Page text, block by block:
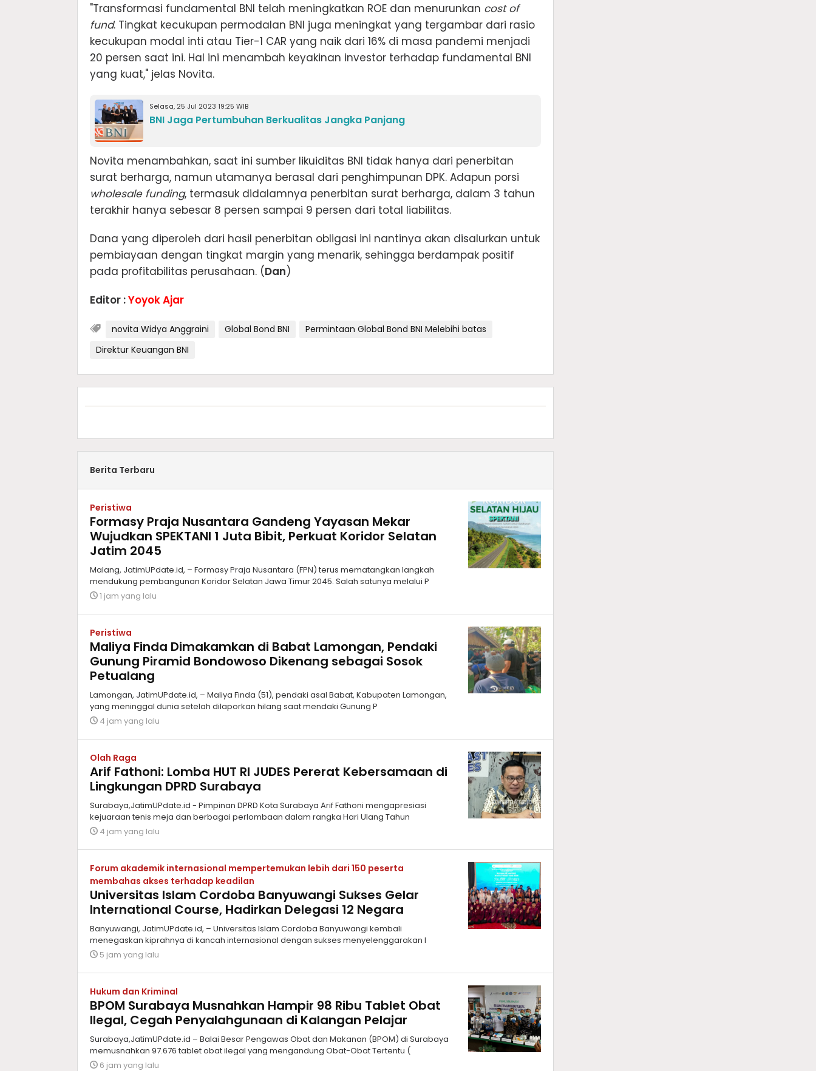
"Transformasi fundamental BNI telah meningkatkan ROE dan menurunkan cost of
fund. Tingkat kecukupan permodalan BNI juga meningkat yang tergambar dari rasio
kecukupan modal inti atau Tier-1 CAR yang naik dari 16% di masa pandemi menjadi
20 persen saat ini. Hal ini menambah keyakinan investor terhadap fundamental BNI
yang kuat," jelas Novita.
Selasa, 25 Jul 2023 19:25 WIB
BNI Jaga Pertumbuhan Berkualitas Jangka Panjang
Novita menambahkan, saat ini sumber likuiditas BNI tidak hanya dari penerbitan
surat berharga, namun utamanya berasal dari penghimpunan DPK. Adapun porsi
wholesale funding, termasuk didalamnya penerbitan surat berharga, dalam 3 tahun
terakhir hanya sebesar 8 persen sampai 9 persen dari total liabilitas.
Dana yang diperoleh dari hasil penerbitan obligasi ini nantinya akan disalurkan untuk
pembiayaan dengan tingkat margin yang menarik, sehingga berdampak positif
pada profitabilitas perusahaan. (Dan)
Editor :Yoyok Ajar
novita Widya Anggraini Global Bond BNI
Permintaan Global Bond BNI Melebihi batas
Direktur Keuangan BNI
Berita Terbaru
Peristiwa
Formasy Praja Nusantara Gandeng Yayasan Mekar
Wujudkan SPEKTANI 1 Juta Bibit, Perkuat Koridor Selatan
Jatim 2045
Malang, JatimUPdate.id, – Formasy Praja Nusantara (FPN) terus mematangkan langkah
mendukung pembangunan Koridor Selatan Jawa Timur 2045. Salah satunya melalui P
1 jam yang lalu
Peristiwa
Maliya Finda Dimakamkan di Babat Lamongan, Pendaki
Gunung Piramid Bondowoso Dikenang sebagai Sosok
Petualang
Lamongan, JatimUPdate.id, – Maliya Finda (51), pendaki asal Babat, Kabupaten Lamongan,
yang meninggal dunia setelah dilaporkan hilang saat mendaki Gunung P
4 jam yang lalu
Olah Raga
Arif Fathoni: Lomba HUT RI JUDES Pererat Kebersamaan di
Lingkungan DPRD Surabaya
Surabaya,JatimUPdate.id - Pimpinan DPRD Kota Surabaya Arif Fathoni mengapresiasi
kejuaraan tenis meja dan berbagai perlombaan dalam rangka Hari Ulang Tahun
4 jam yang lalu
Forum akademik internasional mempertemukan lebih dari 150 peserta
membahas akses terhadap keadilan
Universitas Islam Cordoba Banyuwangi Sukses Gelar
International Course, Hadirkan Delegasi 12 Negara
Banyuwangi, JatimUPdate.id, – Universitas Islam Cordoba Banyuwangi kembali
menegaskan kiprahnya di kancah internasional dengan sukses menyelenggarakan I
5 jam yang lalu
Hukum dan Kriminal
BPOM Surabaya Musnahkan Hampir 98 Ribu Tablet Obat
Ilegal, Cegah Penyalahgunaan di Kalangan Pelajar
Surabaya,JatimUPdate.id – Balai Besar Pengawas Obat dan Makanan (BPOM) di Surabaya
memusnahkan 97.676 tablet obat ilegal yang mengandung Obat-Obat Tertentu (
6 jam yang lalu